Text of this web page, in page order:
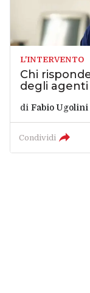
L'INTERVENTO
Chi
degli agenti
di Fabio Ugolini
Condividi